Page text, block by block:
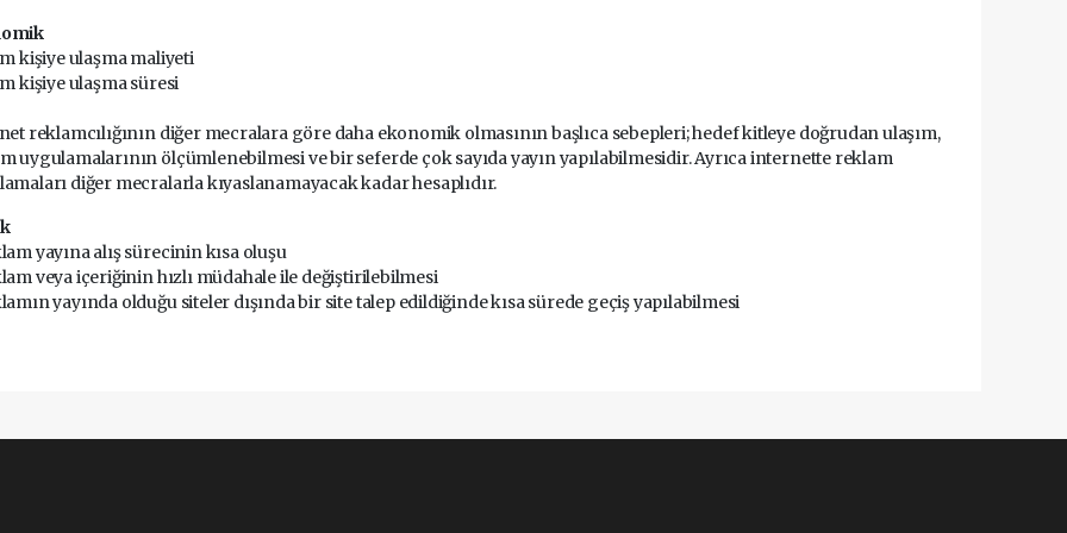
kişiye ulaşma maliyeti
kişiye ulaşma süresi
reklamcılığının diğer mecralara göre daha ekonomik olmasının başlıca sebepleri; hedef kitleye doğrudan ulaşım,
uygulamalarının ölçümlenebilmesi ve bir seferde çok sayıda yayın yapılabilmesidir. Ayrıca internette reklam
diğer mecralarla kıyaslanamayacak kadar hesaplıdır.
yayına alış sürecinin kısa oluşu
veya içeriğinin hızlı müdahale ile değiştirilebilmesi
yayında olduğu siteler dışında bir site talep edildiğinde kısa sürede geçiş yapılabilmesi